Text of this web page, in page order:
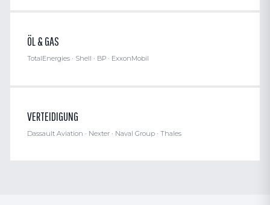
ÖL & GAS
TotalEnergies · Shell · BP · ExxonMobil
VERTEIDIGUNG
Dassault Aviation · Nexter · Naval Group · Thales